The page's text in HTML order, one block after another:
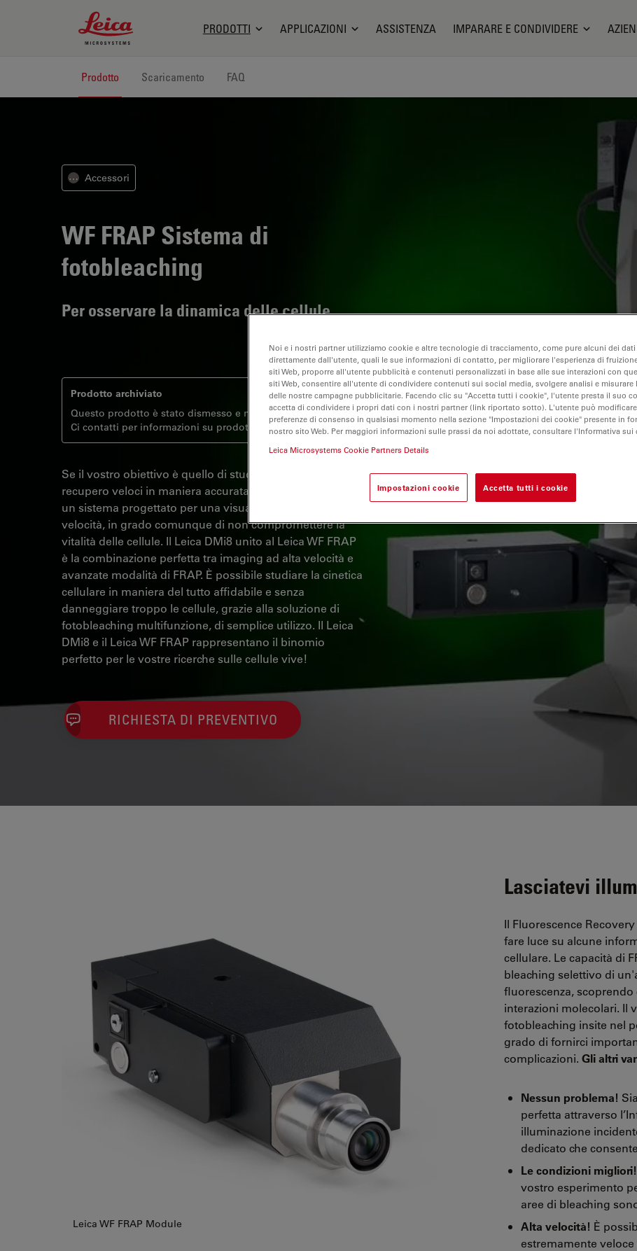
Leica Microsystems Logo
PRODOTTI APPLICAZIONI ASSISTENZA IMPARARE E CONDIVIDERE
Prodotto Scaricamento FAQ
⋯ Accessori
WF FRAP Sistema di
fotobleaching
Per osservare la dinamica delle cellule
Prodotto archiviato
Questo prodotto è stato dismesso e non è più disponibile.
Ci contatti per informazioni su prodotti alternativi recenti.
Se il vostro obiettivo è quello di studiare processi di
recupero veloci in maniera accurata, avete necessità di
un sistema progettato per una visualizzazione ad alta
velocità, in grado comunque di non compromettere la
vitalità delle cellule. Il Leica DMi8 unito al Leica WF FRAP
è la combinazione perfetta tra imaging ad alta velocità e
avanzate modalità di FRAP. È possibile studiare la cinetica
cellulare in maniera del tutto affidabile e senza
danneggiare troppo le cellule, grazie alla soluzione di
fotobleaching multifunzione, di semplice utilizzo. Il Leica
DMi8 e il Leica WF FRAP rappresentano il binomio
perfetto per le vostre ricerche sulle cellule vive!
RICHIESTA DI PREVENTIVO
Lasciatevi
Il Fluorescence
fare luce su alcune
cellulare. Le capacità di
bleaching selettivo di
fluorescenza,
interazioni molecolari. Il
fotobleaching insite nel
grado di fornirci
complicazioni. Gli altri
Nessun problema!
perfetta attraverso
illuminazione
dedicato che
Le condizioni migliori!
vostro esperimento
aree di bleaching
Alta velocità! È
estremamente
Leica WF FRAP Module
Noi e i nostri partner utilizziamo cookie e altre tecnologie di tracciamento, come pure alcuni dei
direttamente dall'utente, quali le sue informazioni di contatto, per migliorare l'esperienza di
siti Web, proporre all'utente pubblicità e contenuti personalizzati in base alle sue interazioni con
siti Web, consentire all'utente di condividere contenuti sui social media, svolgere analisi e misurare
delle nostre campagne pubblicitarie. Facendo clic su "Accetta tutti i cookie", l'utente presta il suo
accetta di condividere i propri dati con i nostri partner (link riportato sotto). L'utente può
preferenze di consenso in qualsiasi momento nella sezione "Impostazioni dei cookie" presente in
nostro sito Web. Per maggiori informazioni sulle prassi da noi adottate, consultare l'Informativa sui
Leica Microsystems Cookie Partners Details
Impostazioni cookie Accetta tutti i cookie